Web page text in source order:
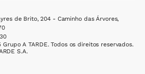
de Brito, 204 - Caminho das Árvores,
A TARDE. Todos os direitos reservados.
S.A.